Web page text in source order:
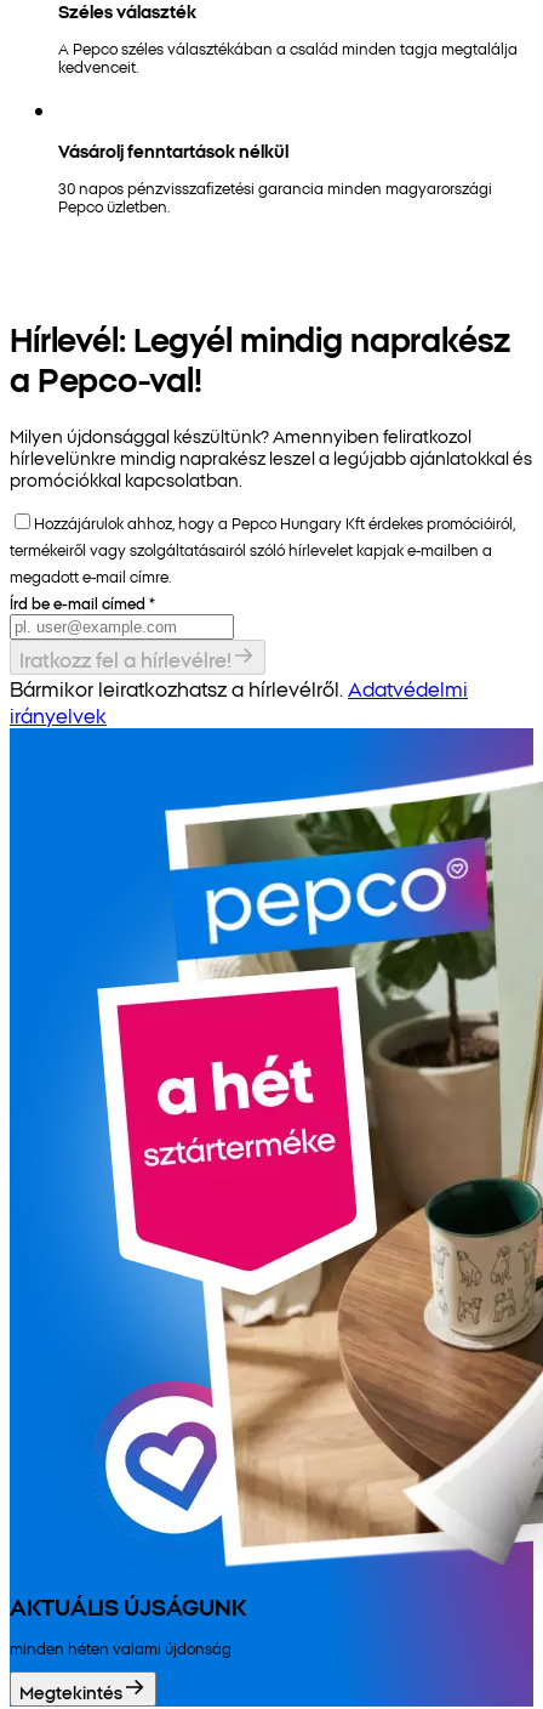
Széles választék
A Pepco széles választékában a család minden tagja megtalálja
kedvenceit.
Vásárolj fenntartások nélkül
30 napos pénzvisszafizetési garancia minden magyarországi
Pepco üzletben.
Hírlevél: Legyél mindig naprakész
a Pepco-val!
Milyen újdonsággal készültünk? Amennyiben feliratkozol
hírlevelünkre mindig naprakész leszel a legújabb ajánlatokkal és
promóciókkal kapcsolatban.
Hozzájárulok ahhoz, hogy a Pepco Hungary Kft érdekes promócióiról,
termékeiről vagy szolgáltatásairól szóló hírlevelet kapjak e-mailben a
megadott e-mail címre.
Írd be e-mail címed *
Iratkozz fel a hírlevélre!
Bármikor leiratkozhatsz a hírlevélről. Adatvédelmi
irányelvek
AKTUÁLIS ÚJSÁGUNK
minden héten valami újdonság
Megtekintés